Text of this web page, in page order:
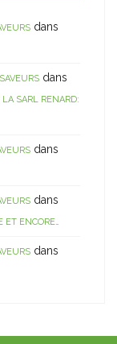
dans
dans
SARL RENARD:
dans
dans
ET ENCORE…
dans